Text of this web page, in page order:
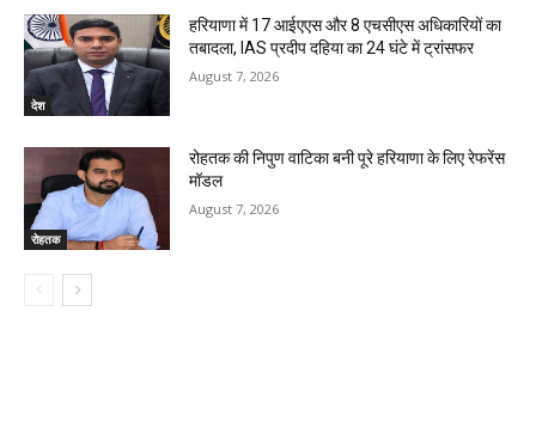
देश
हरियाणा में 17 आईएएस और 8 एचसीएस अधिकारियों का
तबादला, IAS प्रदीप दहिया का 24 घंटे में ट्रांसफर
August 7, 2026
रोहतक
रोहतक की निपुण वाटिका बनी पूरे हरियाणा के लिए रेफरेंस
मॉडल
August 7, 2026